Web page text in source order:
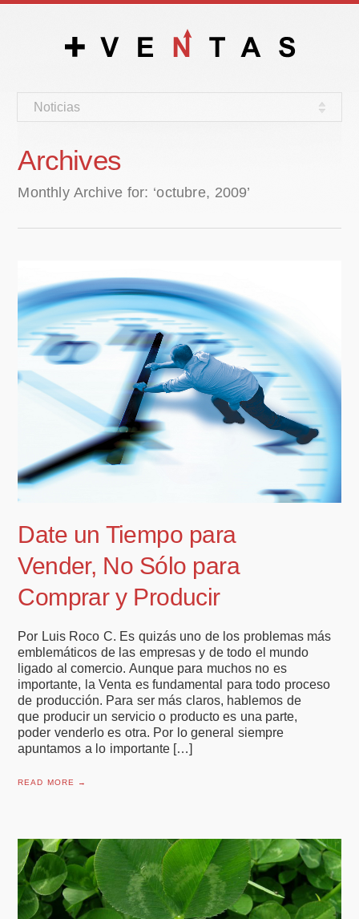
Noticias
Archives
Monthly Archive for: ‘octubre, 2009’
Date un Tiempo para
Vender, No Sólo para
Comprar y Producir
Por Luis Roco C. Es quizás uno de los problemas más
emblemáticos de las empresas y de todo el mundo
ligado al comercio. Aunque para muchos no es
importante, la Venta es fundamental para todo proceso
de producción. Para ser más claros, hablemos de
que producir un servicio o producto es una parte,
poder venderlo es otra. Por lo general siempre
apuntamos a lo importante […]
READ MORE →